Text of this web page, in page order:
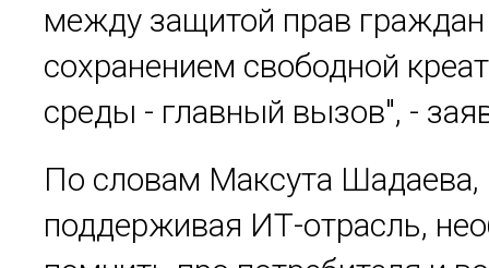
между защитой прав
сохранением свободной
среды - главный вызов", -
По словам Максута Шадаева,
поддерживая ИТ-отрасль,